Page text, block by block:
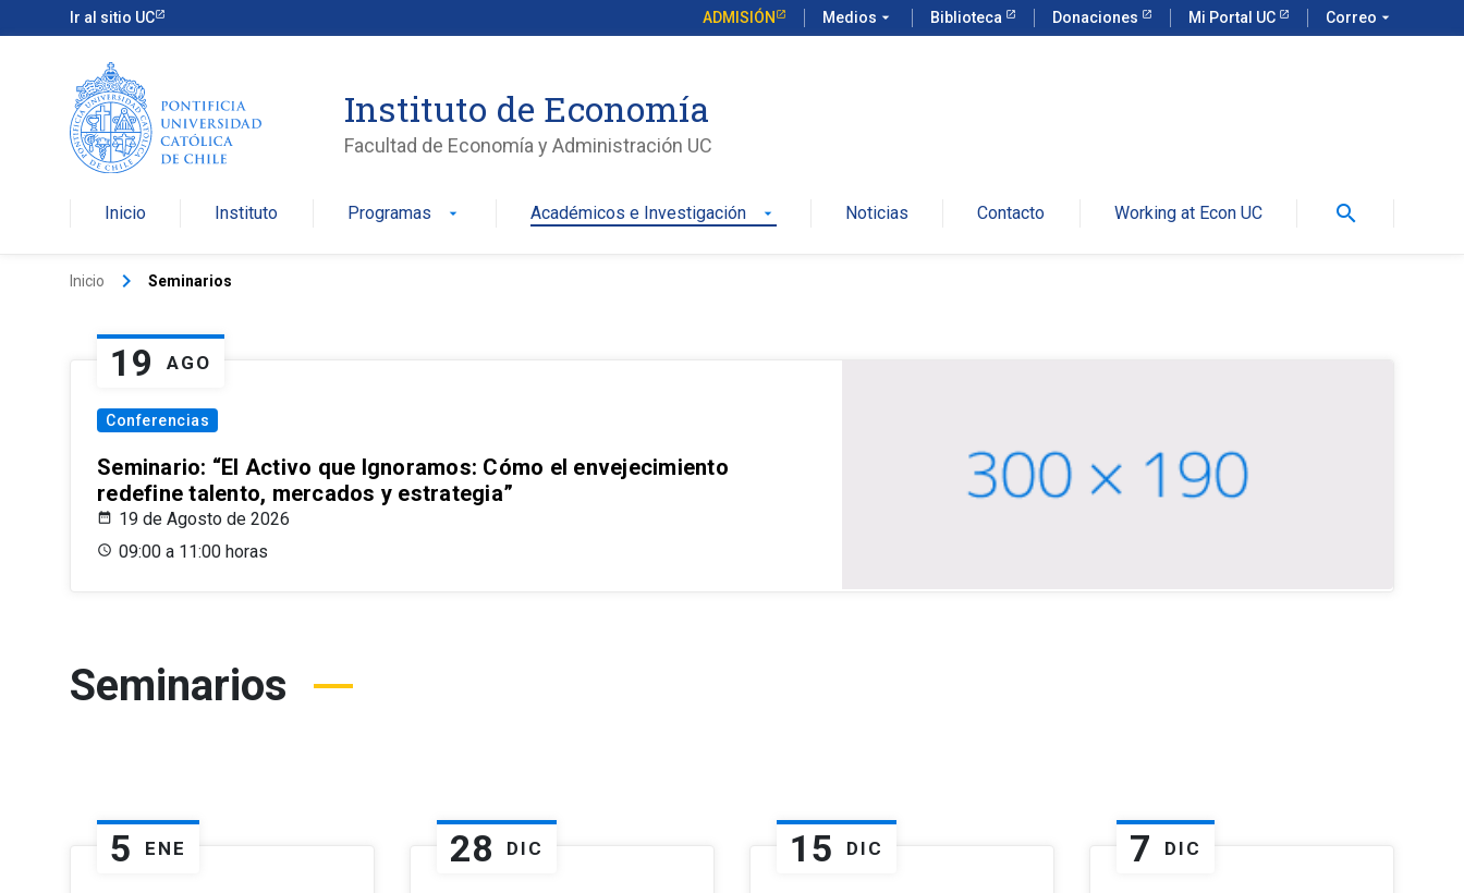
Ir al sitio UC ADMISIÓN Medios arrow_drop_down Biblioteca Donaciones Mi Portal UC Correo arrow_drop_down
Instituto de Economía
Facultad de Economía y Administración UC
Inicio Instituto Programas arrow_drop_down Académicos e Investigación arrow_drop_down Noticias Contacto Working at Econ UC search
Inicio keyboard_arrow_right Seminarios
19 AGO
Conferencias
Seminario: “El Activo que Ignoramos: Cómo el envejecimiento
redefine talento, mercados y estrategia”
19 de Agosto de 2026
09:00 a 11:00 horas
Seminarios
5 ENE 28 DIC 15 DIC 7 DIC